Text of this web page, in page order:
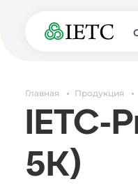
Главная Продукция
IETC-
5К)